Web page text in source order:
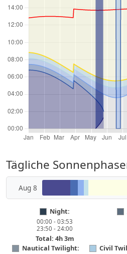
Tägliche
Aug 8
Night:
00:00 - 03:53
23:50 - 24:00
Total: 4h 3m
Nautical Twilight:
Civil